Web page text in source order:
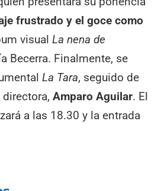
frustrado y el goce como
visualLa nena de
Becerra. Finalmente, se
La Tara, seguido de
directora,Amparo Aguilar. El
a las 18.30 y la entrada